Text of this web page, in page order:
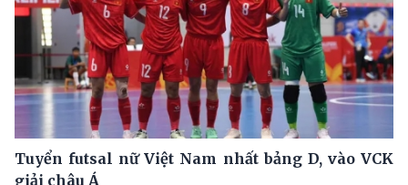
Tuyển futsal nữ Việt Nam nhất bảng D, vào VCK
giải châu Á